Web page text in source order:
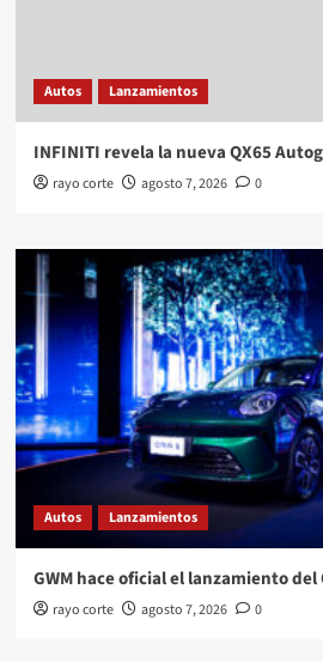
Autos Lanzamientos
INFINITI revela la nueva QX65
rayo corte agosto 7, 2026 0
Autos Lanzamientos
GWM hace oficial el lanzamiento del
rayo corte agosto 7, 2026 0